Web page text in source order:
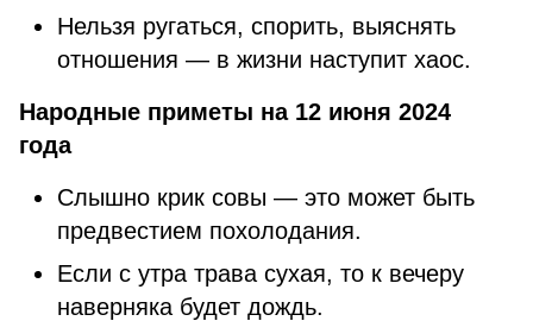
Нельзя ругаться, спорить, выяснять
отношения — в жизни наступит хаос.
Народные приметы на 12 июня 2024
года
Слышно крик совы — это может быть
предвестием похолодания.
Если с утра трава сухая, то к вечеру
наверняка будет дождь.